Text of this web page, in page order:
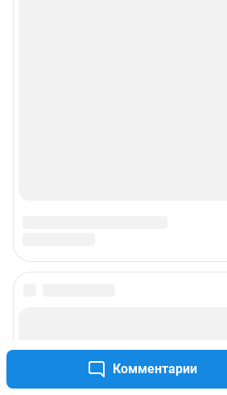
Комментарии